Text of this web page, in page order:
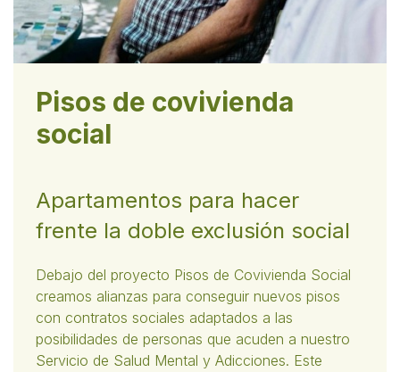
Pisos de covivienda
social
Apartamentos para hacer
frente la doble exclusión social
Debajo del proyecto Pisos de Covivienda Social
creamos alianzas para conseguir nuevos pisos
con contratos sociales adaptados a las
posibilidades de personas que acuden a nuestro
Servicio de Salud Mental y Adicciones. Este